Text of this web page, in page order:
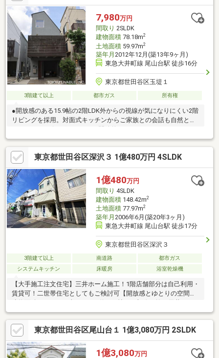
7,980万円
間取り 2SLDK
建物面積78.18m2
土地面積59.97m2
築年月 2012年12月(築13年9ヶ月)
東急大井町線 尾山台駅 徒歩16分
東京都世田谷区玉堤１
3階建て以上 都市ガス 所有権
●開放感のある15.9帖の2階LDK外からの視線が気になりにくい2階
リビングを採用。対面式キッチンからご家族との会話も自然と弾
お洗濯やティータイムやお子さまのプール遊びまで、多目的にお
使いいただけます。●ライフスタイルに合わせて使えるフレキシ
ブルな間取り1階には約5.0帖相当の納戸、3階には約5.3帖の洋室
を2部屋ご用意。●売主様こだわりの注文住宅3階廊下の大きな窓
から光が差し込み、リビング全体に明るさをもたらします。●コ
ンビニもスーパーも徒歩2分セブンイレブン・まいばすけっとまで
徒歩2分。
東京都世田谷区深沢３ 1億480万円 4SLDK
1億480万円
間取り 4SLDK
建物面積148.42m2
土地面積77.97m2
築年月 2006年6月(築20年3ヶ月)
東急大井町線 尾山台駅 徒歩17分
東京都世田谷区深沢３
3階建て以上 南道路
都市ガス
システムキッチン
床暖房 浴室乾燥機
【大手施工注文住宅】三井ホーム施工！1階店舗部分は自己利用・
賃貸可！二世帯住宅としてもご検討可【開放感とゆとりの空間】
建物面積：148.42平米、LDK：約16.3帖は一部吹き抜け天井とな
っており開放感があります。2階納戸はワークスペースにも最適で
す！【室内状態良好】大変綺麗にお使いです！リフォームもお気
軽にご相談ください！【自由が丘と共に】東急東横線「自由が
丘」駅 バス9分「エーダンモール深沢」停歩3分【周辺環境充実】
近隣スーパー複数有！「紀ノ国屋 等々力店」「西友 深沢目黒通
東京都世田谷区尾山台１ 1億3,080万円 2SLDK
1億3,080万円